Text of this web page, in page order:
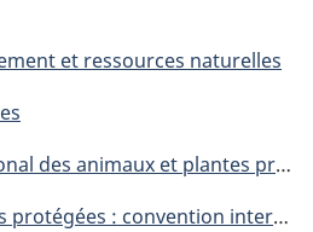
et ressources naturelles
des animaux et plantes protégés
internationale pour la protection de la faune et de la flore